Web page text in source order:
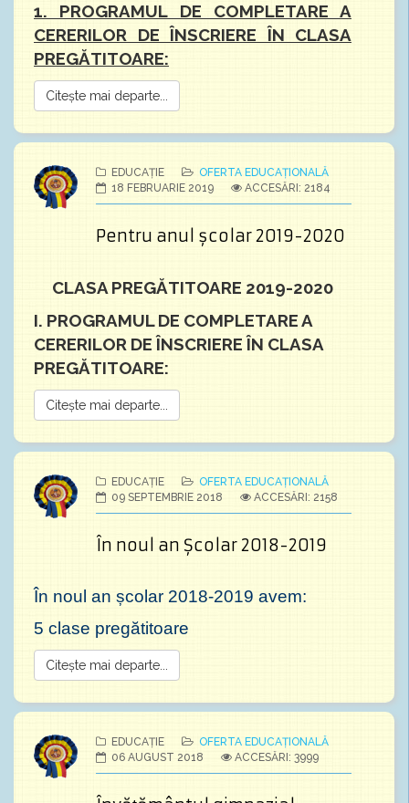
1. PROGRAMUL DE COMPLETARE A
CERERILOR DE ÎNSCRIERE ÎN CLASA
PREGĂTITOARE:
Citește mai departe...
EDUCAȚIE
OFERTA EDUCAȚIONALĂ
18 FEBRUARIE 2019
ACCESĂRI: 2184
Pentru anul școlar 2019-2020
CLASA PREGĂTITOARE 2019-2020
I. PROGRAMUL DE COMPLETARE A
CERERILOR DE ÎNSCRIERE ÎN CLASA
PREGĂTITOARE:
Citește mai departe...
EDUCAȚIE
OFERTA EDUCAȚIONALĂ
09 SEPTEMBRIE 2018
ACCESĂRI: 2158
În noul an Școlar 2018-2019
În noul an școlar 2018-2019 avem:
5 clase pregătitoare
Citește mai departe...
EDUCAȚIE
OFERTA EDUCAȚIONALĂ
06 AUGUST 2018
ACCESĂRI: 3999